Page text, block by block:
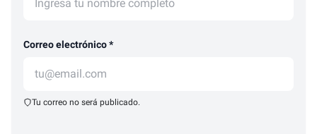
Correo electrónico *
Tu correo no será publicado.